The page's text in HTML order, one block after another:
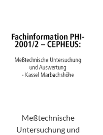
Meßtechnische
Untersuchung und